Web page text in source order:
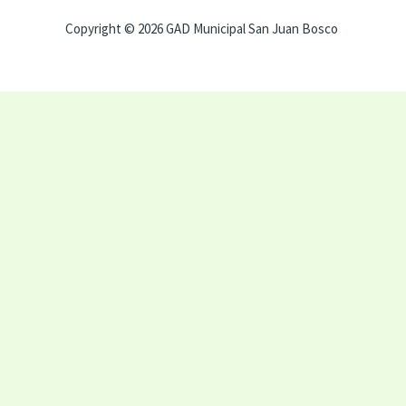
Copyright © 2026 GAD Municipal San Juan Bosco